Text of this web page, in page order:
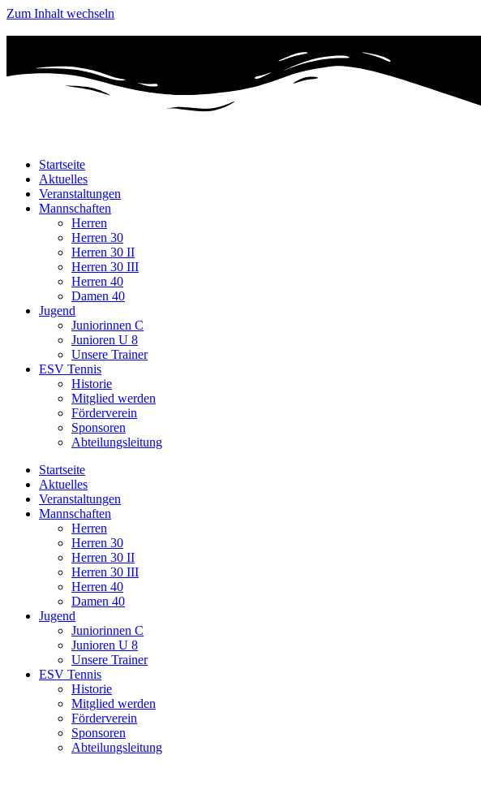
Zum Inhalt wechseln
Startseite
Aktuelles
Veranstaltungen
Mannschaften
Herren
Herren 30
Herren 30 II
Herren 30 III
Herren 40
Damen 40
Jugend
Juniorinnen C
Junioren U 8
Unsere Trainer
ESV Tennis
Historie
Mitglied werden
Förderverein
Sponsoren
Abteilungsleitung
Startseite
Aktuelles
Veranstaltungen
Mannschaften
Herren
Herren 30
Herren 30 II
Herren 30 III
Herren 40
Damen 40
Jugend
Juniorinnen C
Junioren U 8
Unsere Trainer
ESV Tennis
Historie
Mitglied werden
Förderverein
Sponsoren
Abteilungsleitung